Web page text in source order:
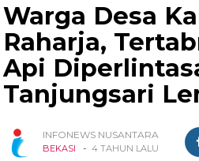
Warga Desa
Raharja,
Api
Tanjungsari
INFONEWS NUSANTARA
BEKASI - 4 TAHUN LALU